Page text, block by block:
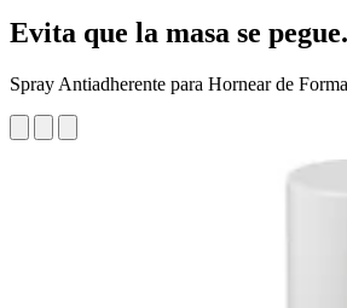
Evita que la masa se pegue.
Spray Antiadherente para Hornear de